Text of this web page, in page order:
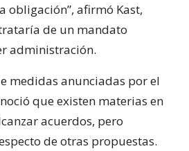
obligación”, afirmó Kast,
de un mandato
administración.
medidas anunciadas por el
que existen materias en
acuerdos, pero
de otras propuestas.